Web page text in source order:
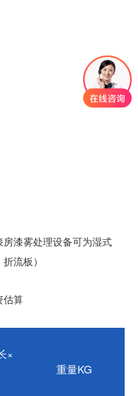
漆雾处理设备可为湿式
流板）
估算
×
重量KG